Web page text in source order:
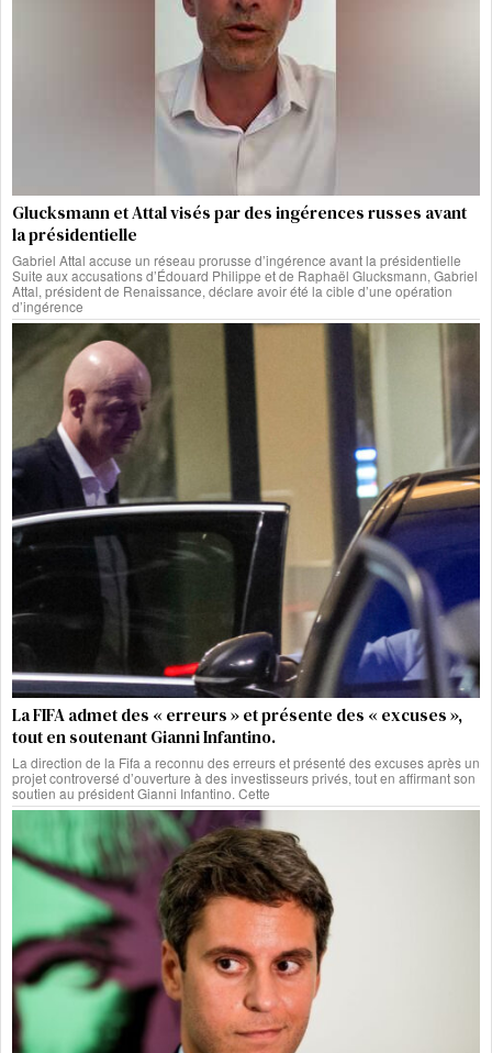
Glucksmann et Attal visés par des ingérences russes avant
la présidentielle
Gabriel Attal accuse un réseau prorusse d’ingérence avant la présidentielle
Suite aux accusations d’Édouard Philippe et de Raphaël Glucksmann, Gabriel
Attal, président de Renaissance, déclare avoir été la cible d’une opération
d’ingérence
La FIFA admet des « erreurs » et présente des « excuses »,
tout en soutenant Gianni Infantino.
La direction de la Fifa a reconnu des erreurs et présenté des excuses après un
projet controversé d’ouverture à des investisseurs privés, tout en affirmant son
soutien au président Gianni Infantino. Cette